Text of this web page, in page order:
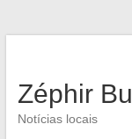
Zéphir
Notícias locais